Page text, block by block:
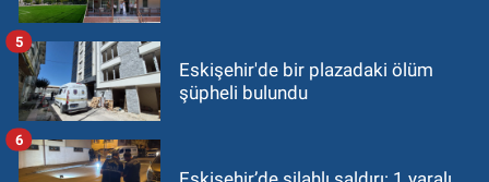
Eskişehir'de bir plazadaki ölüm
şüpheli bulundu
5
6